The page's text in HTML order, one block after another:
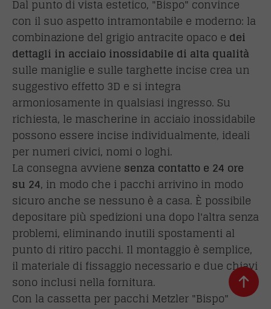
Dal punto di vista estetico, "Bispo" convince
con il suo aspetto intramontabile e moderno: la
combinazione del grigio antracite opaco e dei
dettagli in acciaio inossidabile di alta qualità
sulle maniglie e sulle targhette incise crea un
suggestivo effetto 3D e si integra
armoniosamente in qualsiasi ingresso. Su
richiesta, le mascherine in acciaio inossidabile
possono essere incise individualmente, ideali
per numeri civici, nomi o loghi.
La consegna avviene senza contatto e 24 ore
su 24, in modo che i pacchi arrivino in modo
sicuro anche se nessuno è a casa. È possibile
depositare più spedizioni una dopo l'altra senza
problemi, eliminando inutili spostamenti al
punto di ritiro pacchi. Il montaggio è semplice,
il materiale di fissaggio necessario e due chiavi
sono inclusi nella fornitura.
Con la cassetta per pacchi Metzler "Bispo"